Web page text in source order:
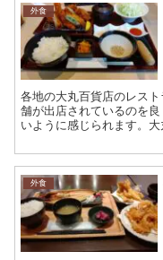
外食
各地の大丸百貨店のレス
舗が出店されているのを
いように感じられます。
すが、今回はとんかつ屋
し...
外食